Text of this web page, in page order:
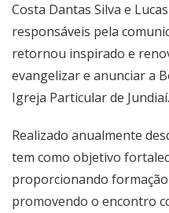
Costa Dantas Silva e
responsáveis pela
retornou inspirado e
evangelizar e anunciar a
Igreja Particular de Jundiaí.
Realizado anualmente
tem como objetivo
proporcionando
promovendo o encontro